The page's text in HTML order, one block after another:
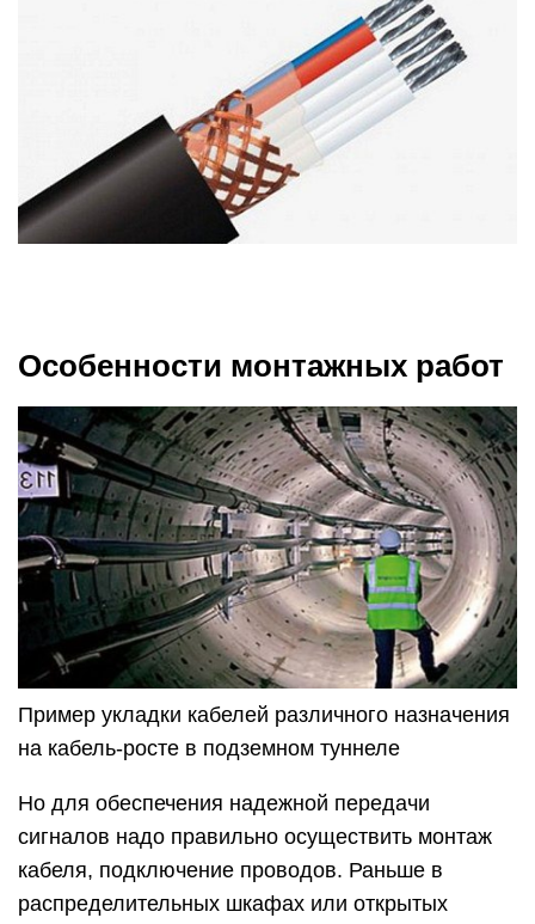
Особенности монтажных работ
Пример укладки кабелей различного назначения
на кабель-росте в подземном туннеле
Но для обеспечения надежной передачи
сигналов надо правильно осуществить монтаж
кабеля, подключение проводов. Раньше в
распределительных шкафах или открытых